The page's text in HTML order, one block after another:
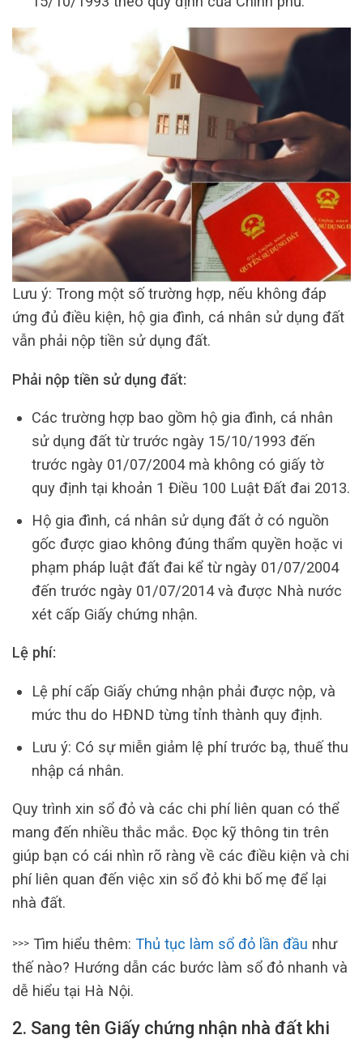
Lưu ý: Trong một số trường hợp, nếu không đáp
ứng đủ điều kiện, hộ gia đình, cá nhân sử dụng đất
vẫn phải nộp tiền sử dụng đất.
Phải nộp tiền sử dụng đất:
Các trường hợp bao gồm hộ gia đình, cá nhân
sử dụng đất từ trước ngày 15/10/1993 đến
trước ngày 01/07/2004 mà không có giấy tờ
quy định tại khoản 1 Điều 100 Luật Đất đai 2013.
Hộ gia đình, cá nhân sử dụng đất ở có nguồn
gốc được giao không đúng thẩm quyền hoặc vi
phạm pháp luật đất đai kể từ ngày 01/07/2004
đến trước ngày 01/07/2014 và được Nhà nước
xét cấp Giấy chứng nhận.
Lệ phí:
Lệ phí cấp Giấy chứng nhận phải được nộp, và
mức thu do HĐND từng tỉnh thành quy định.
Lưu ý: Có sự miễn giảm lệ phí trước bạ, thuế thu
nhập cá nhân.
Quy trình xin sổ đỏ và các chi phí liên quan có thể
mang đến nhiều thắc mắc. Đọc kỹ thông tin trên
giúp bạn có cái nhìn rõ ràng về các điều kiện và chi
phí liên quan đến việc xin sổ đỏ khi bố mẹ để lại
nhà đất.
>>> Tìm hiểu thêm: Thủ tục làm sổ đỏ lần đầu như
thế nào? Hướng dẫn các bước làm sổ đỏ nhanh và
dễ hiểu tại Hà Nội.
2. Sang tên Giấy chứng nhận nhà đất khi